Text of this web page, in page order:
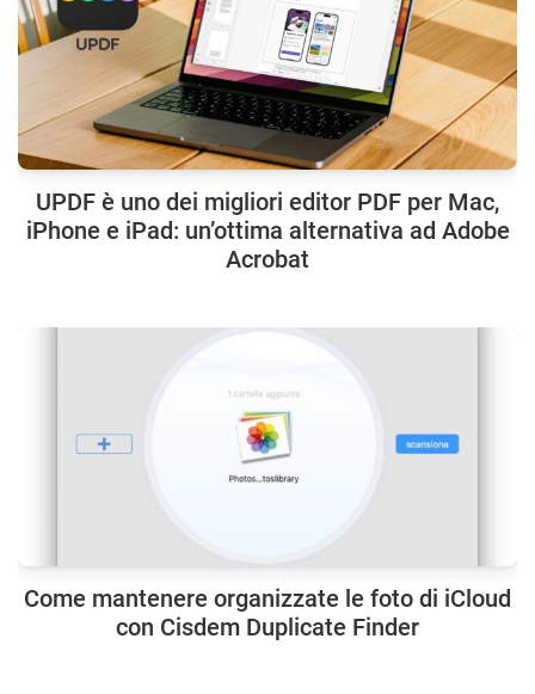
UPDF è uno dei migliori editor PDF per Mac,
iPhone e iPad: un’ottima alternativa ad Adobe
Acrobat
Come mantenere organizzate le foto di iCloud
con Cisdem Duplicate Finder